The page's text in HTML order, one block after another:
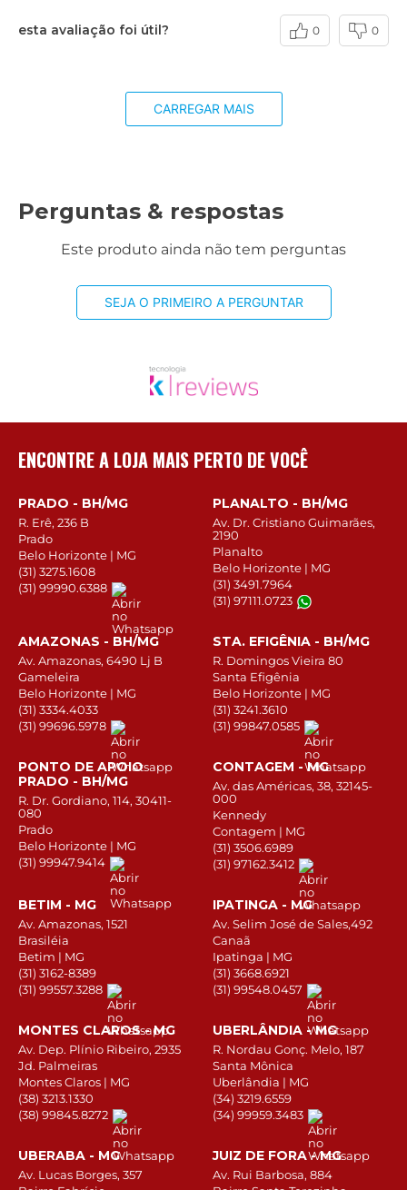
esta avaliação foi útil? 0 0
CARREGAR MAIS
Perguntas & respostas
Este produto ainda não tem perguntas
SEJA O PRIMEIRO A PERGUNTAR
ENCONTRE A LOJA MAIS PERTO DE VOCÊ
PRADO - BH/MG
R. Erê, 236 B
Prado
Belo Horizonte | MG
(31) 3275.1608
(31) 99990.6388
PLANALTO - BH/MG
Av. Dr. Cristiano Guimarães,
2190
Planalto
Belo Horizonte | MG
(31) 3491.7964
(31) 97111.0723
AMAZONAS - BH/MG
Av. Amazonas, 6490 Lj B
Gameleira
Belo Horizonte | MG
(31) 3334.4033
(31) 99696.5978
STA. EFIGÊNIA - BH/MG
R. Domingos Vieira 80
Santa Efigênia
Belo Horizonte | MG
(31) 3241.3610
(31) 99847.0585
PONTO DE APOIO
PRADO - BH/MG
R. Dr. Gordiano, 114, 30411-
080
Prado
Belo Horizonte | MG
(31) 99947.9414
CONTAGEM - MG
Av. das Américas, 38, 32145-
000
Kennedy
Contagem | MG
(31) 3506.6989
(31) 97162.3412
BETIM - MG
Av. Amazonas, 1521
Brasiléia
Betim | MG
(31) 3162-8389
(31) 99557.3288
IPATINGA - MG
Av. Selim José de Sales,492
Canaã
Ipatinga | MG
(31) 3668.6921
(31) 99548.0457
MONTES CLAROS - MG
Av. Dep. Plínio Ribeiro, 2935
Jd. Palmeiras
Montes Claros | MG
(38) 3213.1330
(38) 99845.8272
UBERLÂNDIA - MG
R. Nordau Gonç. Melo, 187
Santa Mônica
Uberlândia | MG
(34) 3219.6559
(34) 99959.3483
UBERABA - MG
Av. Lucas Borges, 357
JUIZ DE FORA - MG
Av. Rui Barbosa, 884